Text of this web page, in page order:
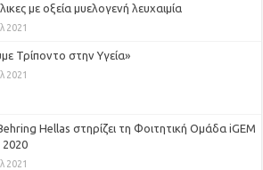
με οξεία μυελογενή λευχαιμία
2021
Τρίποντο στην Υγεία»
2021
Hellas στηρίζει τη Φοιτητική Ομάδα iGEM
2020
2021